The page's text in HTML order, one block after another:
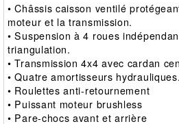
• Châssis caisson ventilé
moteur et la transmission.
• Suspension à 4 roues
triangulation.
• Transmission 4x4 avec cardan
• Quatre amortisseurs hydrauliques.
• Roulettes anti-retournement
• Puissant moteur brushless
• Pare-chocs avant et arrière